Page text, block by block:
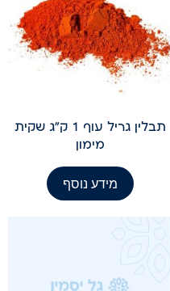
תבלין גריל עוף 1 ק"ג שקית
מימון
מידע נוסף